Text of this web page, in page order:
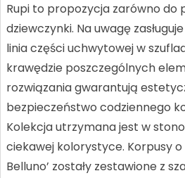
Rupi to propozycja zarówno do
dziewczynki. Na uwagę
linia części uchwytowej w
krawędzie poszczególnych
rozwiązania gwarantują
bezpieczeństwo codziennego
Kolekcja utrzymana jest w
ciekawej kolorystyce. Korpusy
Belluno’ zostały zestawione z